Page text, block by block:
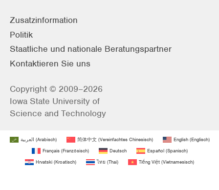
Zusatzinformation
Politik
Staatliche und nationale Beratungspartner
Kontaktieren Sie uns
Copyright © 2009–2026
Iowa State University of
Science and Technology
العربية (Arabisch) 简体中文(Vereinfachtes Chinesisch) English(Englisch)
Français(Französisch) Deutsch Español(Spanisch)
Hrvatski (Kroatisch) ไทย (Thai) Tiếng Việt (Vietnamesisch)